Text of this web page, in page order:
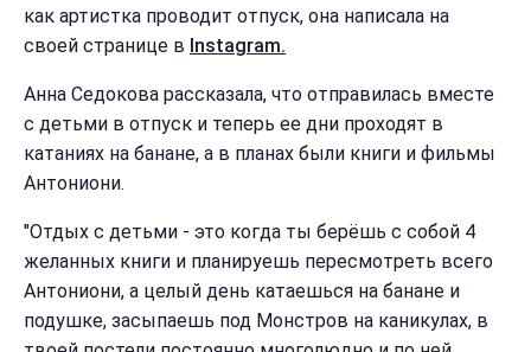
как артистка проводит отпуск, она написала на
своей странице в Instagram.
Анна Седокова рассказала, что отправилась вместе
с детьми в отпуск и теперь ее дни проходят в
катаниях на банане, а в планах были книги и фильмы
Антониони.
"Отдых с детьми - это когда ты берёшь с собой 4
желанных книги и планируешь пересмотреть всего
Антониони, а целый день катаешься на банане и
подушке, засыпаешь под Монстров на каникулах, в